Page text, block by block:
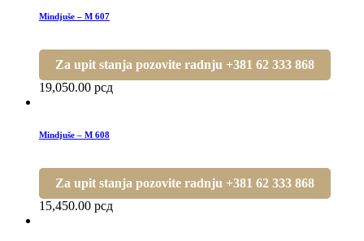
Mindjuše – M 607
Za upit stanja pozovite radnju +381 62 333 868
19,050.00 рсд
Mindjuše – M 608
Za upit stanja pozovite radnju +381 62 333 868
15,450.00 рсд